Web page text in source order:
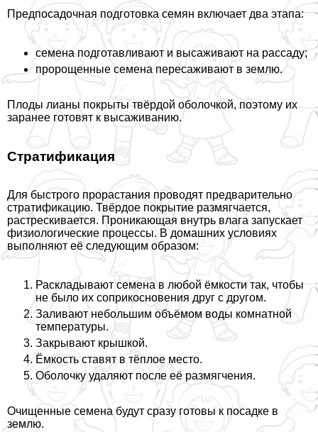
Предпосадочная подготовка семян включает два этапа:
семена подготавливают и высаживают на рассаду;
пророщенные семена пересаживают в землю.
Плоды лианы покрыты твёрдой оболочкой, поэтому их
заранее готовят к высаживанию.
Стратификация
Для быстрого прорастания проводят предварительно
стратификацию. Твёрдое покрытие размягчается,
растрескивается. Проникающая внутрь влага запускает
физиологические процессы. В домашних условиях
выполняют её следующим образом:
Раскладывают семена в любой ёмкости так, чтобы
не было их соприкосновения друг с другом.
Заливают небольшим объёмом воды комнатной
температуры.
Закрывают крышкой.
Ёмкость ставят в тёплое место.
Оболочку удаляют после её размягчения.
Очищенные семена будут сразу готовы к посадке в
землю.